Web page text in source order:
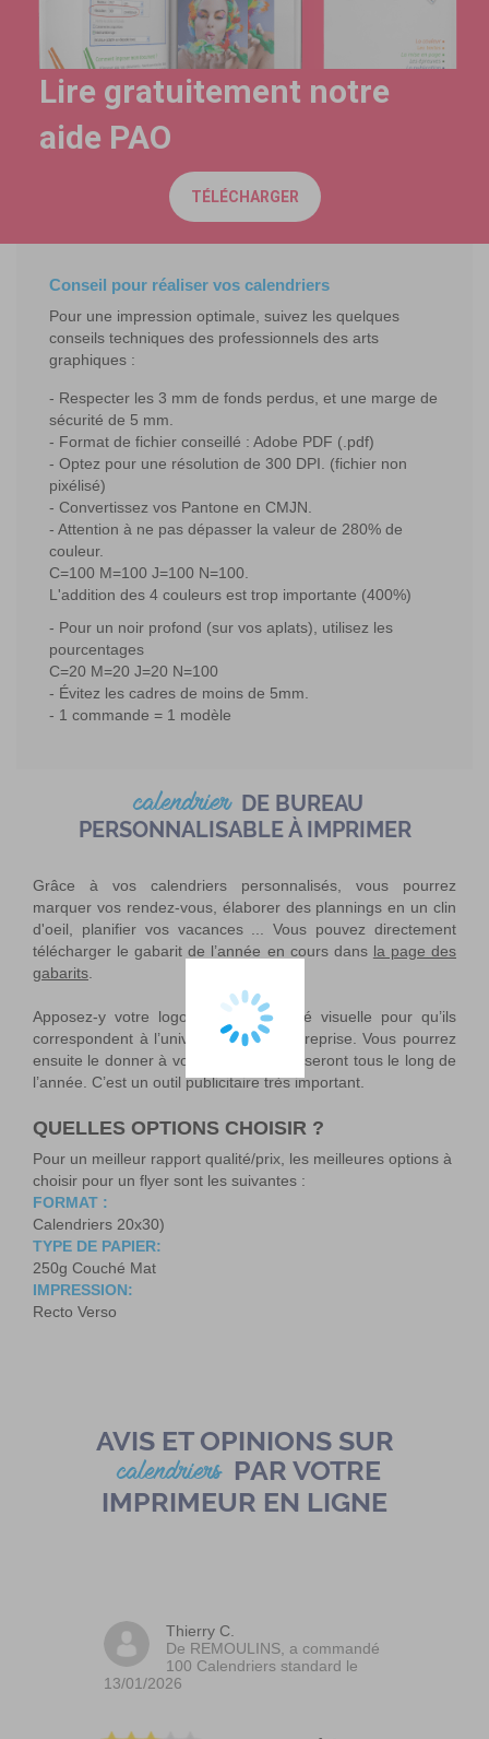
Lire gratuitement notre
aide PAO
TÉLÉCHARGER
Conseil pour réaliser vos calendriers
Pour une impression optimale, suivez les quelques
conseils techniques des professionnels des arts
graphiques :
Respecter les 3 mm de fonds perdus, et une marge de
sécurité de 5 mm.
Format de fichier conseillé : Adobe PDF (.pdf)
Optez pour une résolution de 300 DPI. (fichier non
pixélisé)
Convertissez vos Pantone en CMJN.
Attention à ne pas dépasser la valeur de 280% de
couleur.
C=100 M=100 J=100 N=100.
L'addition des 4 couleurs est trop importante (400%)
Pour un noir profond (sur vos aplats), utilisez les
pourcentages
C=20 M=20 J=20 N=100
Évitez les cadres de moins de 5mm.
1 commande = 1 modèle
calendrier
DE BUREAU
PERSONNALISABLE À IMPRIMER
Grâce à vos calendriers personnalisés, vous pourrez
marquer vos rendez-vous, élaborer des plannings en un clin
d'oeil, planifier vos vacances ... Vous pouvez directement
télécharger le gabarit de l’année en cours dans la page des
gabarits
Apposez-y votre logo et votre identité visuelle pour qu’ils
correspondent à l’univers de votre entreprise. Vous pourrez
ensuite le donner à vos clients qui l’utiliseront tous le long de
l’année. C’est un outil publicitaire très important.
QUELLES OPTIONS CHOISIR ?
Pour un meilleur rapport qualité/prix, les meilleures options à
choisir pour un flyer sont les suivantes :
FORMAT :
Calendriers 20x30)
TYPE DE PAPIER:
250g Couché Mat
IMPRESSION:
Recto Verso
AVIS ET OPINIONS SUR
calendriers PAR VOTRE
IMPRIMEUR EN LIGNE
Thierry C.
De REMOULINS, a commandé
100 Calendriers standard le
13/01/2026